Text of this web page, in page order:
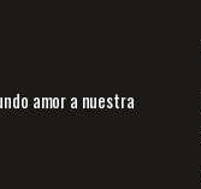
amor a nuestra